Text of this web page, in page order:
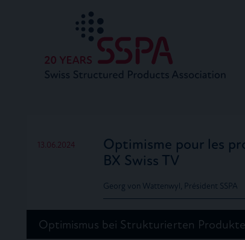
13.06.2024
Optimisme pour les
BX Swiss TV
Georg von Wattenwyl, Président SSPA
Optimismus bei Strukturierten